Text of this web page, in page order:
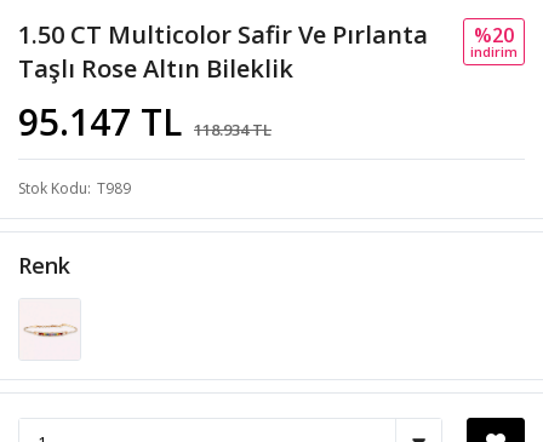
1.50 CT Multicolor Safir Ve Pırlanta
Taşlı Rose Altın Bileklik
95.147 TL 118.934 TL
%20
i̇ndi̇ri̇m
Stok Kodu T989
Renk